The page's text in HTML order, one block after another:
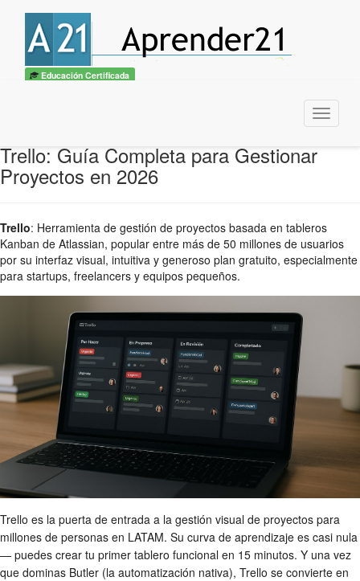
Educación Certificada
Menu
Trello: Guía Completa para Gestionar
Proyectos en 2026
Trello: Herramienta de gestión de proyectos basada en tableros
Kanban de Atlassian, popular entre más de 50 millones de usuarios
por su interfaz visual, intuitiva y generoso plan gratuito, especialmente
para startups, freelancers y equipos pequeños.
Trello es la puerta de entrada a la gestión visual de proyectos para
millones de personas en LATAM. Su curva de aprendizaje es casi nula
— puedes crear tu primer tablero funcional en 15 minutos. Y una vez
que dominas Butler (la automatización nativa), Trello se convierte en